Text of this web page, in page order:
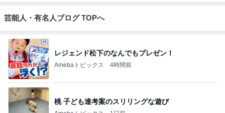
大混雑していた涼しい韓国の洞窟